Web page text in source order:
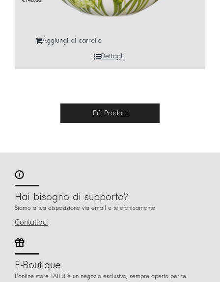
Aggiungi al carrello
Dettagli
Più Prodotti
Hai bisogno di supporto?
Siamo a tua disposizione via email e telefonicamente.
Contattaci
E-Boutique
L’online store TAITÙ è un negozio esclusivo, sempre aperto per te.